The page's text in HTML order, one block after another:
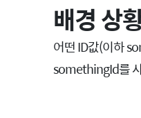
배경 상
어떤 ID값(이하
somethingId를